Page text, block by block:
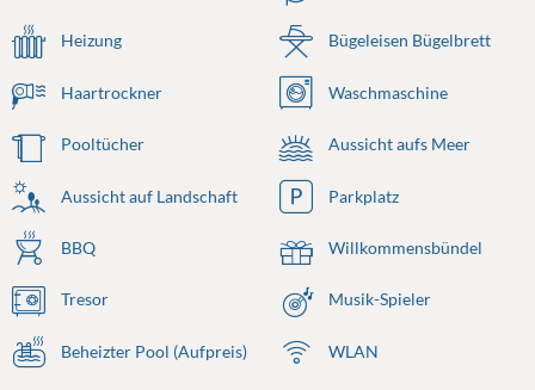
Heizung Bügeleisen Bügelbrett
Haartrockner Waschmaschine
Pooltücher Aussicht aufs Meer
Aussicht auf Landschaft Parkplatz
BBQ Willkommensbündel
Tresor Musik-Spieler
Beheizter Pool (Aufpreis) WLAN